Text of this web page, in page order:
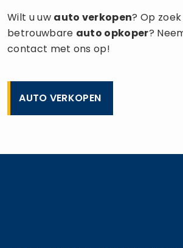
Wilt u uw auto verkopen? Op
betrouwbare auto opkoper?
contact met ons op!
AUTO VERKOPEN